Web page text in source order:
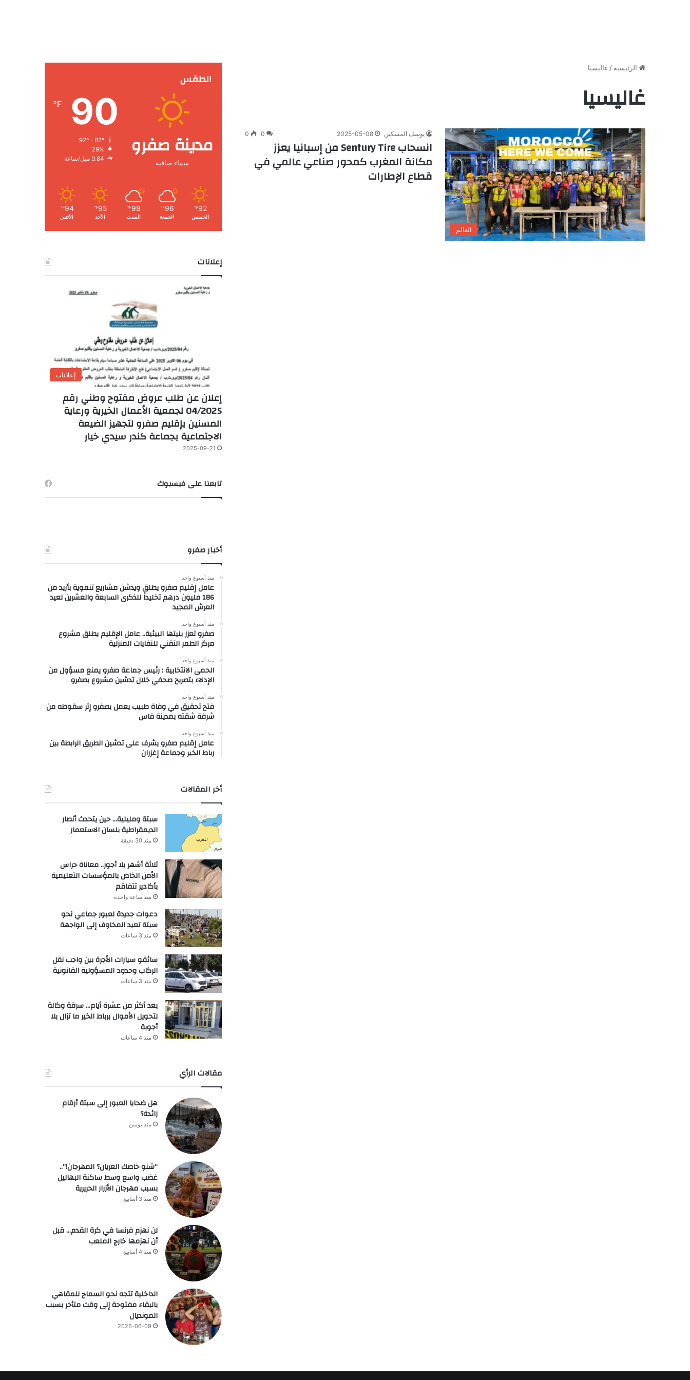
الرئيسية / غاليسيا
غاليسيا
العالم
يوسف المسكين 2025-05-08
0
0
انسحاب Sentury Tire من إسبانيا يعزز
مكانة المغرب كمحور صناعي عالمي في
قطاع الإطارات
الطقس
مدينة صفرو
سماء صافية
90
℉
29%
9.84 ميل/ساعة
92
℉
الخميس
96
℉
الجمعة
98
℉
السبت
95
℉
الأحد
94
℉
الأثنين
إعلانات
إعلانات
إعلان عن طلب عروض مفتوح وطني رقم
04/2025 لجمعية الأعمال الخيرية ورعاية
المسنين بإقليم صفرو لتجهيز الضيعة
الاجتماعية بجماعة كندر سيدي خيار
2025-09-21
تابعنا على فيسبوك
أخبار صفرو
منذ أسبوع واحد
عامل إقليم صفرو يطلق ويدشن مشاريع تنموية بأزيد من
186 مليون درهم تخليداً للذكرى السابعة والعشرين لعيد
العرش المجيد
منذ أسبوع واحد
صفرو تعزز بنيتها البيئية.. عامل الإقليم يطلق مشروع
مركز الطمر التقني للنفايات المنزلية
منذ أسبوع واحد
الحمى الانتخابية : رئيس جماعة صفرو يمنع مسؤول من
الإدلاء بتصريح صحفي خلال تدشين مشروع بصفرو
منذ أسبوع واحد
فتح تحقيق في وفاة طبيب يعمل بصفرو إثر سقوطه من
شرفة شقته بمدينة فاس
منذ أسبوع واحد
عامل إقليم صفرو يشرف على تدشين الطريق الرابطة بين
رباط الخير وجماعة إغزران
أخر المقالات
سبتة ومليلية… حين يتحدث أنصار
الديمقراطية بلسان الاستعمار
منذ 30 دقيقة
ثلاثة أشهر بلا أجور.. معاناة حراس
الأمن الخاص بالمؤسسات التعليمية
بأكادير تتفاقم
منذ ساعة واحدة
دعوات جديدة لعبور جماعي نحو
سبتة تعيد المخاوف إلى الواجهة
منذ 3 ساعات
سائقو سيارات الأجرة بين واجب نقل
الركاب وحدود المسؤولية القانونية
منذ 3 ساعات
بعد أكثر من عشرة أيام… سرقة وكالة
لتحويل الأموال برباط الخير ما تزال بلا
أجوبة
منذ 4 ساعات
مقالات الرأي
هل ضحايا العبور إلى سبتة أرقام
زائدة؟
منذ يومين
“شنو خاصك العريان؟ المهرجان!”..
غضب واسع وسط ساكنة البهاليل
بسبب مهرجان الأزرار الحريرية
منذ 3 أسابيع
لن نهزم فرنسا في كرة القدم… قبل
أن نهزمها خارج الملعب
منذ 4 أسابيع
الداخلية تتجه نحو السماح للمقاهي
بالبقاء مفتوحة إلى وقت متأخر بسبب
المونديال
2026-06-09